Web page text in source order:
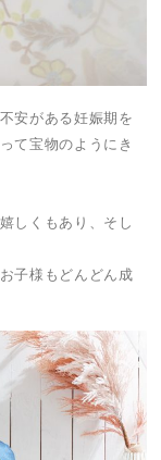
安がある妊娠期を
て宝物のようにき
しくもあり、そし
子様もどんどん成